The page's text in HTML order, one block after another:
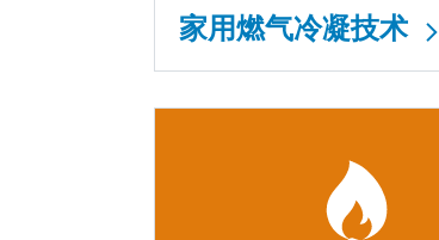
家用燃气冷凝技术